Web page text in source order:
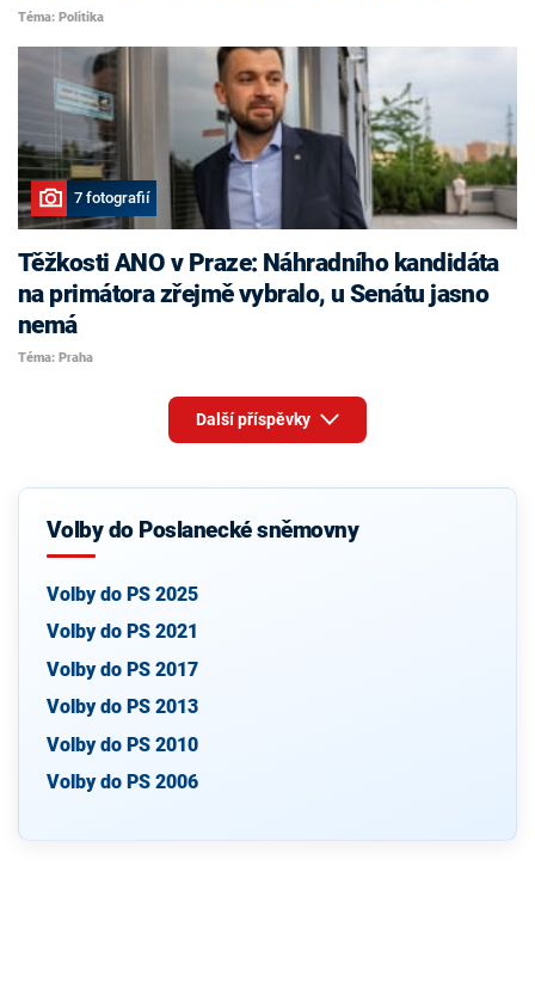
Téma: Politika
7 fotografií
Těžkosti ANO v Praze: Náhradního kandidáta
na primátora zřejmě vybralo, u Senátu jasno
nemá
Téma: Praha
Další příspěvky
Volby do Poslanecké sněmovny
Volby do PS 2025
Volby do PS 2021
Volby do PS 2017
Volby do PS 2013
Volby do PS 2010
Volby do PS 2006